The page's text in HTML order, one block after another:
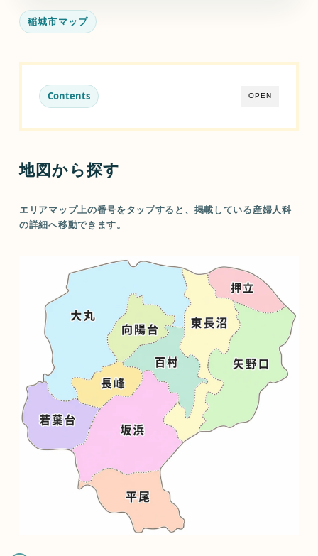
稲城市マップ
OPEN
Contents
地図から探す
エリアマップ上の番号をタップすると、掲載している産婦人科
の詳細へ移動できます。